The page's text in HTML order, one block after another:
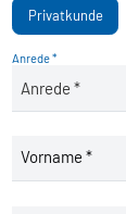
Privatkunde
Anrede *
Vorname *